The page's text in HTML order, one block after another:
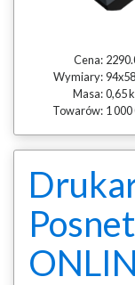
Cena:
Wymiary:
Masa:0,65
Towarów: 1